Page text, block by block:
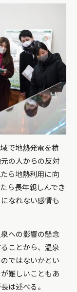
で地熱発電を積
の人からの反対
ら地熱利用に向
ら長年親しんでき
なれない感情も
への影響の懸念
ことから、温泉
ではないかとい
難しいこともあ
は述べる。